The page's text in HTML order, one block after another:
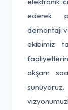
ederek
demontajı
ekibimiz
akşam